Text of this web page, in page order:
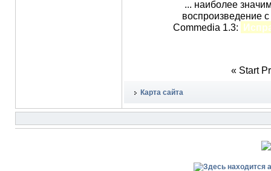
... наиболее
воспроизведение
Commedia 1.3:
« Start
Карта сайта